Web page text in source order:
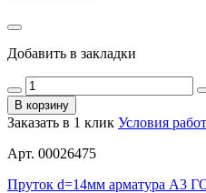
Добавить в закладки
В корзину
Заказать в 1 клик Условия
Арт. 00026475
Пруток d=14мм арматура А3